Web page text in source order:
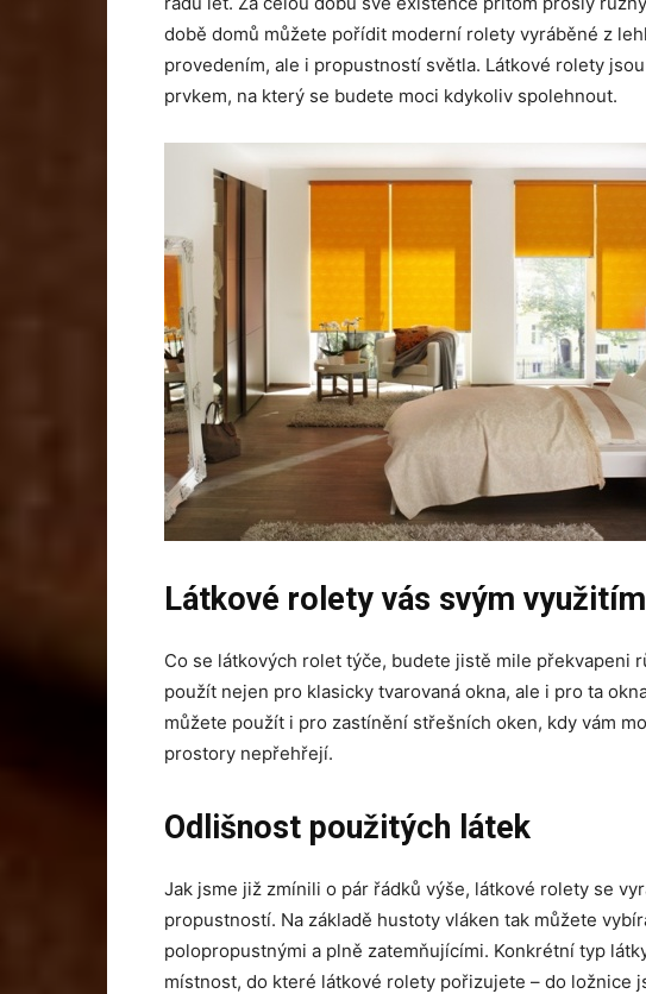
době domů můžete pořídit moderní rolety vyráběné z
provedením, ale i propustností světla. Látkové rolety
prvkem, na který se budete moci kdykoliv spolehnout.
Látkové rolety vás svým
Co se látkových rolet týče, budete jistě mile překvapeni
použít nejen pro klasicky tvarovaná okna, ale i pro ta
můžete použít i pro zastínění střešních oken, kdy vám
prostory nepřehřejí.
Odlišnost použitých látek
Jak jsme již zmínili o pár řádků výše, látkové rolety se
propustností. Na základě hustoty vláken tak můžete
polopropustnými a plně zatemňujícími. Konkrétní typ
místnost, do které látkové rolety pořizujete – do ložnice